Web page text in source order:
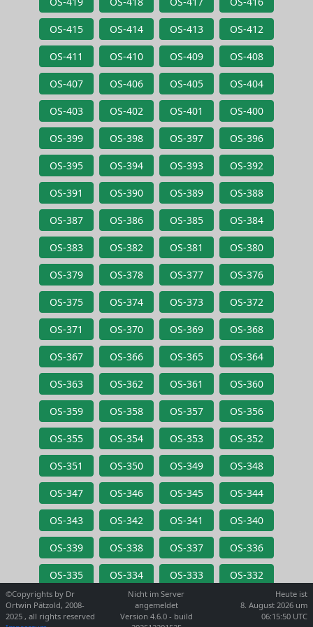
OS-415 OS-414 OS-413 OS-412
OS-411 OS-410 OS-409 OS-408
OS-407 OS-406 OS-405 OS-404
OS-403 OS-402 OS-401 OS-400
OS-399 OS-398 OS-397 OS-396
OS-395 OS-394 OS-393 OS-392
OS-391 OS-390 OS-389 OS-388
OS-387 OS-386 OS-385 OS-384
OS-383 OS-382 OS-381 OS-380
OS-379 OS-378 OS-377 OS-376
OS-375 OS-374 OS-373 OS-372
OS-371 OS-370 OS-369 OS-368
OS-367 OS-366 OS-365 OS-364
OS-363 OS-362 OS-361 OS-360
OS-359 OS-358 OS-357 OS-356
OS-355 OS-354 OS-353 OS-352
OS-351 OS-350 OS-349 OS-348
OS-347 OS-346 OS-345 OS-344
OS-343 OS-342 OS-341 OS-340
OS-339 OS-338 OS-337 OS-336
OS-335 OS-334 OS-333 OS-332
©Copyrights by Dr
Ortwin Pätzold, 2008-
2025 , all rights reserved
Nicht im Server
angemeldet
Version 4.6.0 - build
Heute ist
8. August 2026 um
06:15:50 UTC